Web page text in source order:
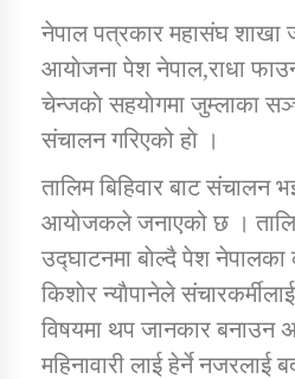
सामाजिक बिकास
कार्यक्रम
नेपाल पत्रकार महासंघ शाखा
आयाेजना पेश नेपाल,राधा
चेन्जकाे सहयाेगमा जुम्लाका
संचालन गरिएको हाे ।
तालिम बिहिवार बाट संचालन
आयाेजकले जनाएको छ ।
उद्घाटनमा बाेल्दै पेश नेपालका
किशाेर न्याैपानेले संचारकर्मीलाई
विषयमा थप जानकार बनाउन
महिनावारी लाई हेर्ने नजरलाई